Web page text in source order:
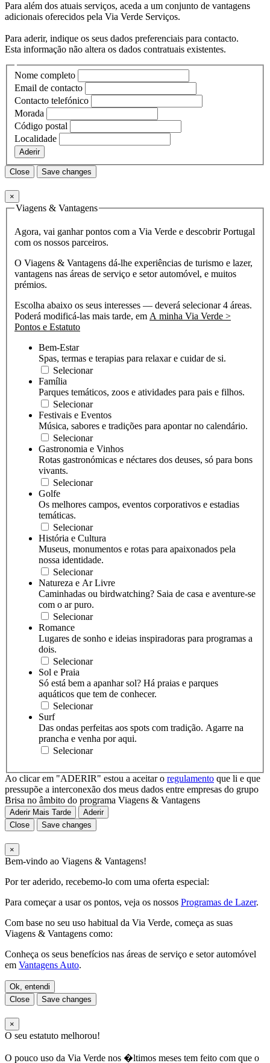
Para além dos atuais serviços, aceda a um conjunto de vantagens
adicionais oferecidos pela Via Verde Serviços.
Para aderir, indique os seus dados preferenciais para contacto.
Esta informação não altera os dados contratuais existentes.
Nome completo
Email de contacto
Contacto telefónico
Morada
Código postal
Localidade
Aderir
Close Save changes
×
Viagens & Vantagens
Agora, vai ganhar pontos com a Via Verde e descobrir Portugal
com os nossos parceiros.
O Viagens & Vantagens dá-lhe experiências de turismo e lazer,
vantagens nas áreas de serviço e setor automóvel, e muitos
prémios.
Escolha abaixo os seus interesses — deverá selecionar 4 áreas.
Poderá modificá-las mais tarde, em A minha Via Verde >
Pontos e Estatuto
Bem-Estar
Spas, termas e terapias para relaxar e cuidar de si.
Selecionar
Família
Parques temáticos, zoos e atividades para pais e filhos.
Selecionar
Festivais e Eventos
Música, sabores e tradições para apontar no calendário.
Selecionar
Gastronomia e Vinhos
Rotas gastronómicas e néctares dos deuses, só para bons
vivants.
Selecionar
Golfe
Os melhores campos, eventos corporativos e estadias
temáticas.
Selecionar
História e Cultura
Museus, monumentos e rotas para apaixonados pela
nossa identidade.
Selecionar
Natureza e Ar Livre
Caminhadas ou birdwatching? Saia de casa e aventure-se
com o ar puro.
Selecionar
Romance
Lugares de sonho e ideias inspiradoras para programas a
dois.
Selecionar
Sol e Praia
Só está bem a apanhar sol? Há praias e parques
aquáticos que tem de conhecer.
Selecionar
Surf
Das ondas perfeitas aos spots com tradição. Agarre na
prancha e venha por aqui.
Selecionar
Ao clicar em "ADERIR" estou a aceitar o regulamento que li e que
pressupõe a interconexão dos meus dados entre empresas do grupo
Brisa no âmbito do programa Viagens & Vantagens
Aderir Mais Tarde
Aderir
Close
Save changes
×
Bem-vindo ao Viagens & Vantagens!
Por ter aderido, recebemo-lo com uma oferta especial:
Para começar a usar os pontos, veja os nossos Programas de Lazer.
Com base no seu uso habitual da Via Verde, começa as suas
Viagens & Vantagens como:
Conheça os seus benefícios nas áreas de serviço e setor automóvel
em Vantagens Auto.
Ok, entendi
Close
Save changes
×
O seu estatuto melhorou!
O pouco uso da Via Verde nos �ltimos meses tem feito com que o